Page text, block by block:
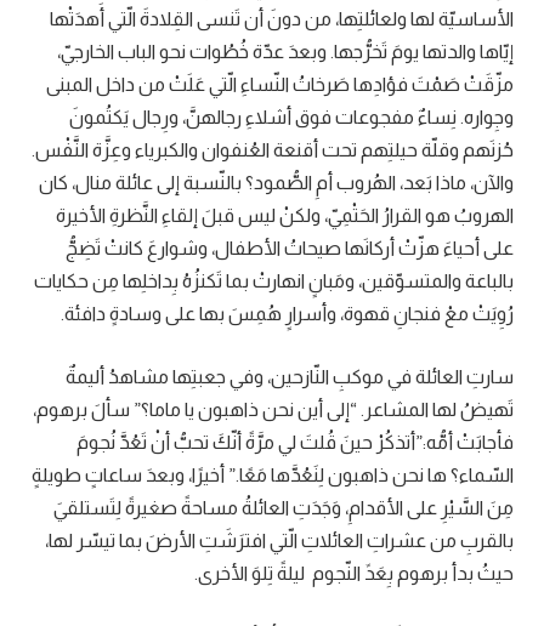
الأساسيّة لها ولعائلتِها، من دونَ أن تَنسى القِلادةَ الّتي أَهدَتْها
إيّاها والدتها يومَ تَخرُّجها. وبعدَ عدّة خُطُوات نحو الباب الخارجيّ،
مزّقَتْ صَمْتَ فؤادِها صَرخاتُ النّساءِ الّتي عَلَتْ من داخل المبنى
وجِواره. نِساءٌ مفجوعات فوق أشلاءِ رجالهنَّ، ورِجال يَكتُمونَ
حُزنَهم وقلّة حيلتِهم تحت أقنعة العُنفوان والكبرياء وعِزَّة النَّفْس.
والآن، ماذا بَعد، الهُروب أمِ الصُّمود؟ بالنّسبة إلى عائلة منال، كان
الهروبُ هو القرارُ الحَتْمِيّ، ولكنْ ليس قبلَ إلقاءِ النَّظرةِ الأخيرة
على أحياءَ هزّتْ أركانَها صيحاتُ الأطفال، وشوارعَ كانتْ تَضِجُّ
بالباعة والمتسوّقين، ومَبانٍ انهارتْ بما تَكنزُهُ بِداخلِها مِن حكايات
رُوِيَتْ معْ فنجانِ قهوة، وأسرارٍ هُمِسَ بها على وسادةٍ دافئة.
سارتِ العائلة في موكبِ النّازحين، وفي جعبتِها مشاهدُ أليمةٌ
تَهيضُ لها المشاعر. “إلى أين نحن ذاهبون يا ماما؟” سألَ برهوم،
فأجابَتْ أمُّه:”أتذكُرْ حينَ قُلتَ لي مرَّةً أنّكَ تحبُّ أنْ تَعُدَّ نُجومَ
السّماء؟ ها نحن ذاهبون لِنَعُدَّها مَعًا.” أخيرًا، وبعدَ ساعاتٍ طويلةٍ
مِنَ السَّيْرِ على الأقدامِ، وَجَدَتِ العائلةُ مساحةً صغيرةً لِتَستلقيَ
بالقربِ من عشراتِ العائلاتِ الّتي افترَشَتِ الأرضَ بما تيسّر لها،
حيثُ بدأ برهوم بِعَدﱢ النّجوم ليلةً تِلوَ الأخرى.